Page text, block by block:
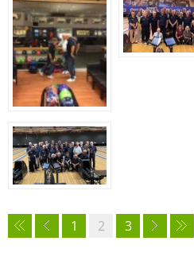
1 2 3